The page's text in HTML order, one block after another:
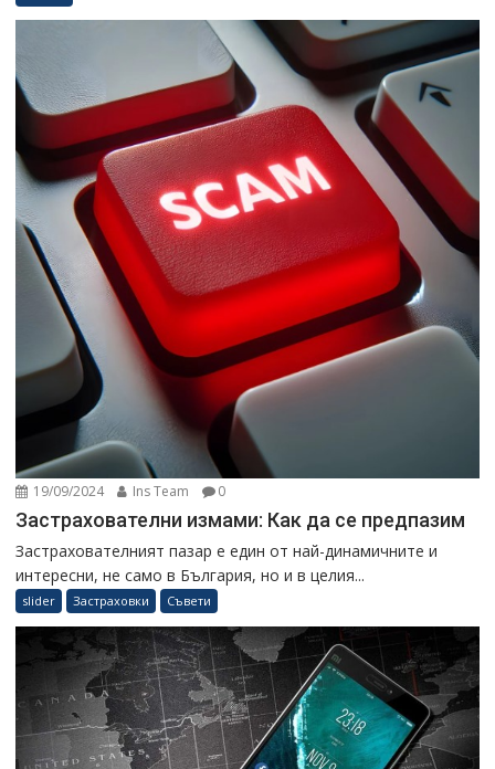
19/09/2024 Ins Team 0
Застрахователни измами: Как да се предпазим
Застрахователният пазар е един от най-динамичните и
интересни, не само в България, но и в целия...
slider Застраховки Съвети